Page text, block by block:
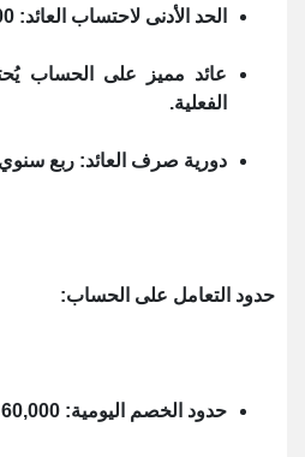
الحد الأدنى لاحتساب العائد: 5000 جم.
عائد مميز على الحساب
الفعلية.
دورية صرف العائد: ربع
حدود التعامل على الحساب:
حدود الخصم اليومية: 60,000 جم.